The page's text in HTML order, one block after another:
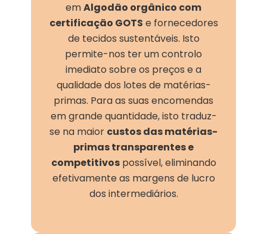
emAlgodão orgânico com
certificação GOTS e fornecedores
de tecidos sustentáveis. Isto
permite-nos ter um controlo
imediato sobre os preços e a
qualidade dos lotes de matérias-
primas. Para as suas encomendas
em grande quantidade, isto traduz-
se na maior custos das matérias-
primas transparentes e
competitivospossível, eliminando
efetivamente as margens de lucro
dos intermediários.